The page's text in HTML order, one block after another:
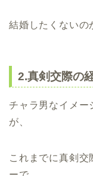
結婚したくないの
2.真剣交際の
チャラ男なイメー
が、
これまでに真剣交